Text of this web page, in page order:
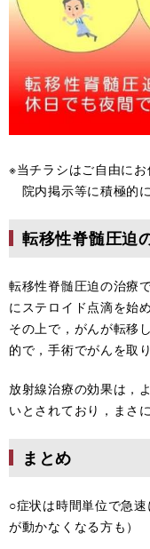
※当チラシはご自由にお
院内掲示等に積極的
転移性脊髄圧迫
転移性脊髄圧迫の治療
にステロイド点滴を始め
その上で，がんが転移
的で，手術でがんを取
放射線治療の効果は，
いとされており，まさ
まとめ
○症状は時間単位で急
が動かなくなる方も）